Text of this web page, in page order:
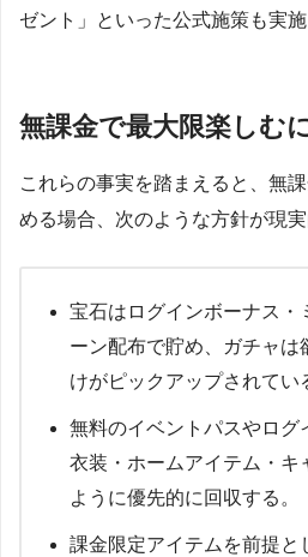
ゼント」といった公式施策も実施
無課金で最大限楽しむ
これらの事実を踏まえると、無
める場合、次のような方針が現実
宝石はログインボーナス・
ーン配布で貯め、ガチャは
けがピックアップされてい
無料のイベントパスやログ
衣装・ホームアイテム・キ
ように優先的に回収する。
課金限定アイテムを前提と